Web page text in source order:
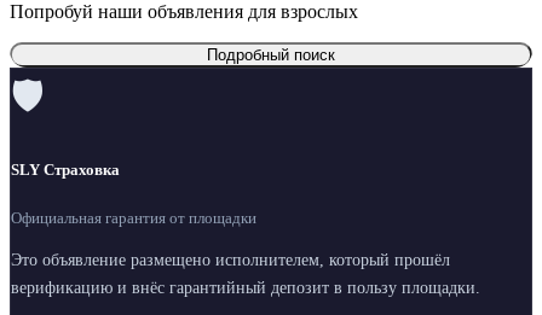
Попробуй наши объявления для взрослых
Подробный поиск
🛡
SLY Страховка
Официальная гарантия от площадки
Это объявление размещено исполнителем, который прошёл
верификацию и внёс гарантийный депозит в пользу площадки.